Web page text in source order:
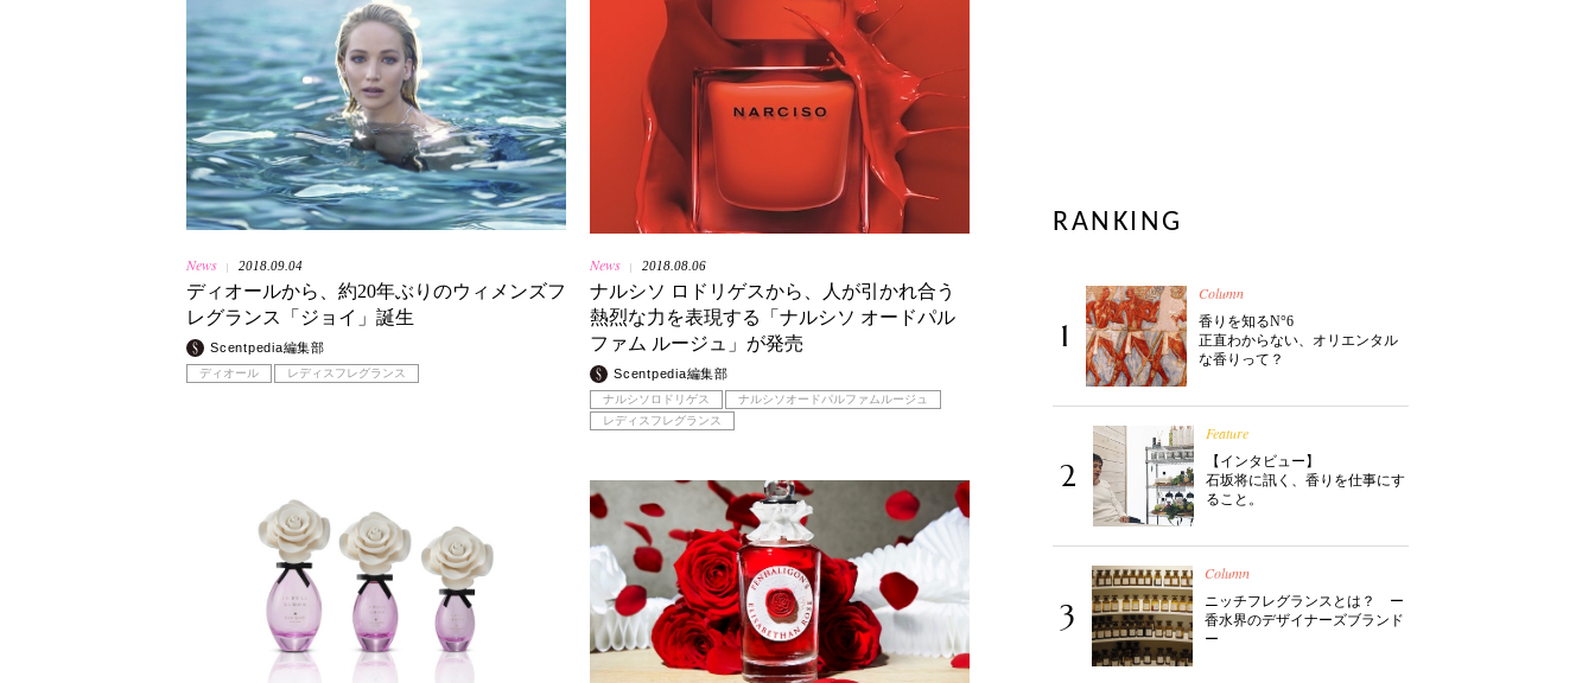
News 2018.09.04
ディオールから、約20年ぶりのウィメンズフ
レグランス「ジョイ」誕生
Scentpedia編集部
ディオール レディスフレグランス
News 2018.08.06
ナルシソ ロドリゲスから、人が引かれ合う
熱烈な力を表現する「ナルシソ オードパル
ファム ルージュ」が発売
Scentpedia編集部
ナルシソロドリゲス
ナルシソオードパルファムルージュ
レディスフレグランス
RANKING
1
Column
香りを知るN°6
正直わからない、オリエンタル
な香りって？
2
Feature
【インタビュー】
石坂将に訊く、香りを仕事にす
ること。
3
Column
ニッチフレグランスとは？ ー
香水界のデザイナーズブランド
ー